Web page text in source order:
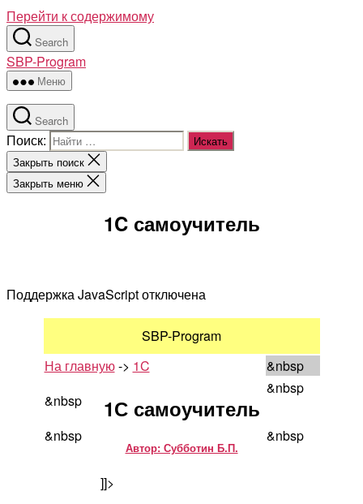
Перейти к содержимому
Search
SBP-Program
Меню
Search
Поиск:
Закрыть поиск
Закрыть меню
1C самоучитель
Поддержка JavaScript отключена
SBP-Program
На главную-> 1C
&nbsp
&nbsp
1С самоучитель
Автор: Субботин Б.П.
]]>
&nbsp
&nbsp &nbsp